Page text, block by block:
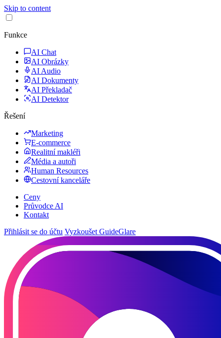
Skip to content
Funkce
AI Chat
AI Obrázky
AI Audio
AI Dokumenty
AI Překladač
AI Detektor
Řešení
Marketing
E-commerce
Realitní makléři
Média a autoři
Human Resources
Cestovní kanceláře
Ceny
Průvodce AI
Kontakt
Přihlásit se do účtu Vyzkoušet GuideGlare